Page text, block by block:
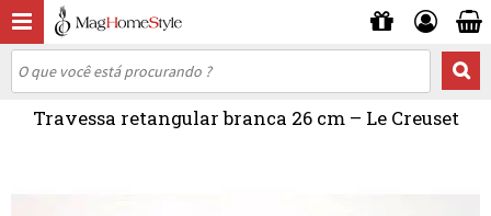
Travessa retangular branca 26 cm – Le Creuset